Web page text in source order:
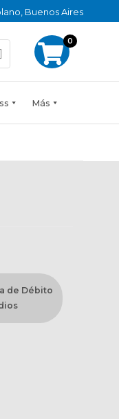
Buenos Aires
0
Más
de Débito